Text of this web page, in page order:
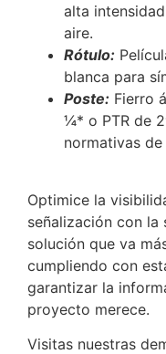
alta
aire.
Rótulo:
blanca para
Poste: Fierro
¼* o PTR de
normativas de
Optimice la
señalización con la
solución que va
cumpliendo con
garantizar la
proyecto merece.
Visitas nuestras